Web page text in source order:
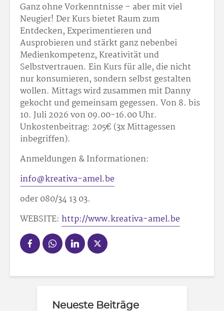
Ganz ohne Vorkenntnisse – aber mit viel
Neugier! Der Kurs bietet Raum zum
Entdecken, Experimentieren und
Ausprobieren und stärkt ganz nebenbei
Medienkompetenz, Kreativität und
Selbstvertrauen. Ein Kurs für alle, die nicht
nur konsumieren, sondern selbst gestalten
wollen. Mittags wird zusammen mit Danny
gekocht und gemeinsam gegessen. Von 8. bis
10. Juli 2026 von 09.00-16.00 Uhr.
Unkostenbeitrag: 205€ (3x Mittagessen
inbegriffen).
Anmeldungen & Informationen:
info@kreativa-amel.be
oder 080/34 13 03.
WEBSITE: http://www.kreativa-amel.be
Neueste Beiträge